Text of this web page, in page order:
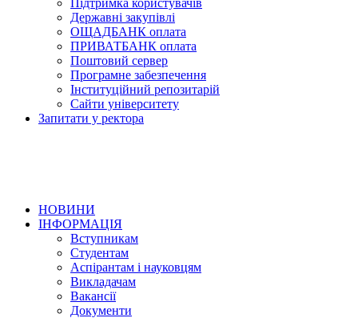
Державні закупівлі
ОЩАДБАНК оплата
ПРИВАТБАНК оплата
Поштовий сервер
Програмне забезпечення
Інституційний репозитарій
Сайти університету
Запитати у ректора
НОВИНИ
ІНФОРМАЦІЯ
Вступникам
Студентам
Аспірантам і науковцям
Викладачам
Вакансії
Документи